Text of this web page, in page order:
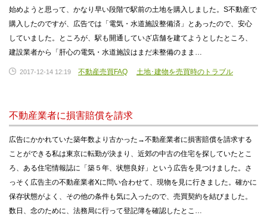
始めようと思って、かなり早い段階で駅前の土地を購入しました。S不動産で
購入したのですが、広告では「電気・水道施設整備済」とあったので、安心
していました。ところが、駅も開通していざ店舗を建てようとしたところ、
建設業者から「肝心の電気・水道施設はまだ未整備のまま…
2017-12-14 12:19 不動産売買FAQ 土地･建物を売買時のトラブル
不動産業者に損害賠償を請求
広告にかかれていた築年数より古かった→不動産業者に損害賠償を請求する
ことができる私は東京に転勤が決まり、近郊の中古の住宅を探していたとこ
ろ、ある住宅情報誌に「築５年、状態良好」という広告を見つけました。さ
っそく広告主の不動産業者Xに問い合わせて、現物を見に行きました。確かに
保存状態がよく、その他の条件も気に入ったので、売買契約を結びました。
数日、念のために、法務局に行って登記簿を確認したとこ…